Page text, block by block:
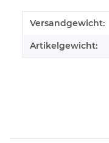
Produkteigenschaft
Wert
Versandgewicht:
Artikelgewicht: